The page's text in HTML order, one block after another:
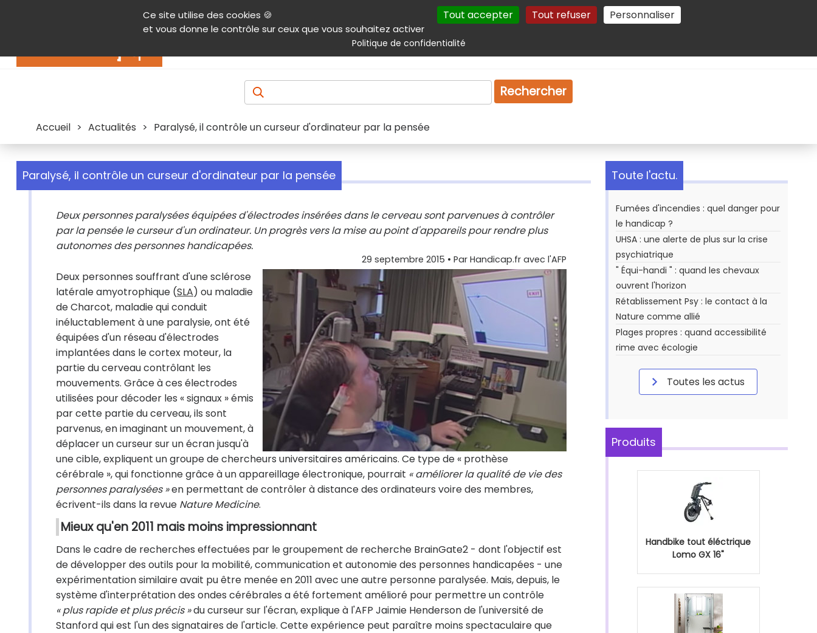
Ce site utilise des cookies 🍪
et vous donne le contrôle sur ceux que vous souhaitez activer
Tout accepter Tout refuser Personnaliser
Politique de confidentialité
Contenu Aide et accessibilité Menu principal Autres services Plan du site Gestion des cookies
Produits & services Emploi Droit
Rechercher
Accueil > Actualités > Paralysé, il contrôle un curseur d'ordinateur par la pensée
Paralysé, il contrôle un curseur d'ordinateur par la pensée
Deux personnes paralysées équipées d'électrodes insérées dans le cerveau sont parvenues à contrôler
par la pensée le curseur d'un ordinateur. Un progrès vers la mise au point d'appareils pour rendre plus
autonomes des personnes handicapées.
29 septembre 2015 • Par Handicap.fr avec l'AFP
Deux personnes souffrant d'une sclérose
latérale amyotrophique (SLA) ou maladie
de Charcot, maladie qui conduit
inéluctablement à une paralysie, ont été
équipées d'un réseau d'électrodes
implantées dans le cortex moteur, la
partie du cerveau contrôlant les
mouvements. Grâce à ces électrodes
utilisées pour décoder les « signaux » émis
par cette partie du cerveau, ils sont
parvenus, en imaginant un mouvement, à
déplacer un curseur sur un écran jusqu'à
une cible, expliquent un groupe de chercheurs universitaires américains. Ce type de « prothèse
cérébrale », qui fonctionne grâce à un appareillage électronique, pourrait « améliorer la qualité de vie des
personnes paralysées »en permettant de contrôler à distance des ordinateurs voire des membres,
écrivent-ils dans la revue Nature Medicine.
Mieux qu'en 2011 mais moins impressionnant
Dans le cadre de recherches effectuées par le groupement de recherche BrainGate2 - dont l'objectif est
de développer des outils pour la mobilité, communication et autonomie des personnes handicapées - une
expérimentation similaire avait pu être menée en 2011 avec une autre personne paralysée. Mais, depuis, le
système d'interprétation des ondes cérébrales a été fortement amélioré pour permettre un contrôle
« plus rapide et plus précis »du curseur sur l'écran, explique à l'AFP Jaimie Henderson de l'université de
Stanford qui est l'un des signataires de l'article. Cette expérience peut paraître moins spectaculaire que
Toute l'actu.
Fumées d'incendies : quel danger pour
le handicap ?
UHSA : une alerte de plus sur la crise
psychiatrique
" Équi-handi " : quand les chevaux
ouvrent l'horizon
Rétablissement Psy : le contact à la
Nature comme allié
Plages propres : quand accessibilité
rime avec écologie
Toutes les actus
Produits
Handbike tout éléctrique
Lomo GX 16"